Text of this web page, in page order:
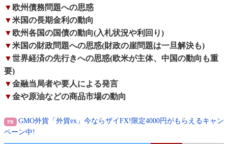
▼ 欧州債務問題への思惑
▼米国の長期金利の動向
▼ 欧州各国の国債の動向(入札状況や利回り)
▼米国の財政問題への思惑(財政の崖問題は一旦解決も)
▼世界経済の先行きへの思惑(欧米が主体、中国の動向も重
要)
▼金融当局者や要人による発言
▼金や原油などの商品市場の動向
GMO外貨「外貨ex」今ならザイFX!限定4000円がもらえるキャン
ペーン中!